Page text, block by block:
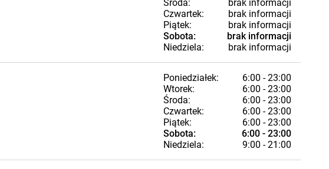
Środa:
brak informacji
Czwartek:
brak informacji
Piątek:
brak informacji
Sobota:
brak informacji
Niedziela:
brak informacji
Poniedziałek:
6:00 - 23:00
Wtorek:
6:00 - 23:00
Środa:
6:00 - 23:00
Czwartek:
6:00 - 23:00
Piątek:
6:00 - 23:00
Sobota:
6:00 - 23:00
Niedziela:
9:00 - 21:00